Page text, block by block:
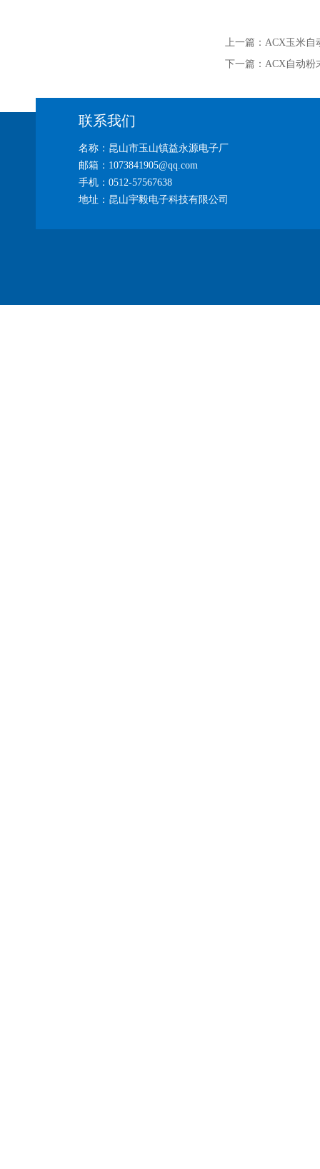
上一篇： ACX玉米自
下一篇： ACX自动粉
联系我们
名称：昆山市玉山镇益永源电子厂
邮箱：1073841905@qq.com
手机：0512-57567638
地址：昆山宇毅电子科技有限公司